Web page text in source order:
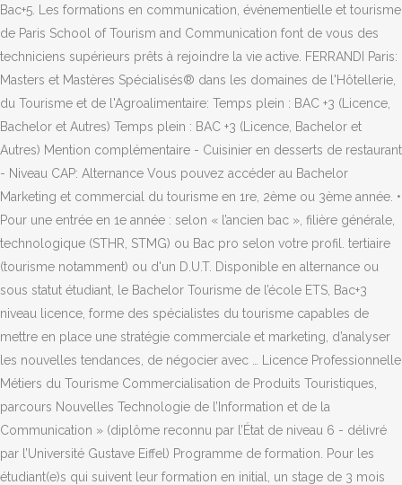
Bac+5. Les formations en communication, événementielle et tourisme
de Paris School of Tourism and Communication font de vous des
techniciens supérieurs prêts à rejoindre la vie active. FERRANDI Paris:
Masters et Mastères Spécialisés® dans les domaines de l'Hôtellerie,
du Tourisme et de l'Agroalimentaire: Temps plein : BAC +3 (Licence,
Bachelor et Autres) Temps plein : BAC +3 (Licence, Bachelor et
Autres) Mention complémentaire - Cuisinier en desserts de restaurant
- Niveau CAP: Alternance Vous pouvez accéder au Bachelor
Marketing et commercial du tourisme en 1re, 2ème ou 3ème année. •
Pour une entrée en 1e année : selon « l’ancien bac », filière générale,
technologique (STHR, STMG) ou Bac pro selon votre profil. tertiaire
(tourisme notamment) ou d'un D.U.T. Disponible en alternance ou
sous statut étudiant, le Bachelor Tourisme de l’école ETS, Bac+3
niveau licence, forme des spécialistes du tourisme capables de
mettre en place une stratégie commerciale et marketing, d’analyser
les nouvelles tendances, de négocier avec … Licence Professionnelle
Métiers du Tourisme Commercialisation de Produits Touristiques,
parcours Nouvelles Technologie de l’Information et de la
Communication » (diplôme reconnu par l’État de niveau 6 - délivré
par l’Université Gustave Eiffel) Programme de formation. Pour les
étudiant(e)s qui suivent leur formation en initial, un stage de 3 mois